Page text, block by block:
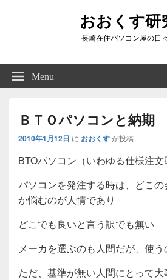
おおくす研
長崎在住パソコン屋の日
Right
Sidebar
Widget
Menu
ＢＴＯパソコンと納期
2010年1月12日 に おおくすが投稿
BTOパソコン（いわゆる仕様注
パソコンを発注する時は、どこ
か悩むのが人情であり
どこでも良いと言う訳でも無い
メーカを選ぶのも人間だが、使う
ただ、基準が無い人間にとって